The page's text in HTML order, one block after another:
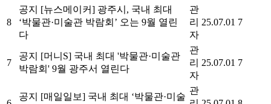
8
공지
[뉴스메이커] 광주시, 국내 최대
‘박물관·미술관 박람회’ 오는 9월 열린
다
관
리
자
25.07.01 7
7
공지
[머니S] 국내 최대 '박물관·미술관
박람회' 9월 광주서 열린다
관
리
자
25.07.01 7
공지
[매일일보] 국내 최대 ‘박물관·미술
관